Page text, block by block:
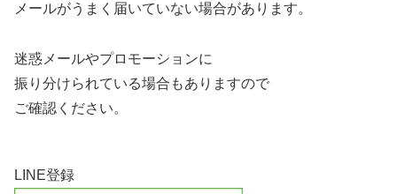
メールがうまく届いていない場合があります。
迷惑メールやプロモーションに
振り分けられている場合もありますので
ご確認ください。
LINE登録